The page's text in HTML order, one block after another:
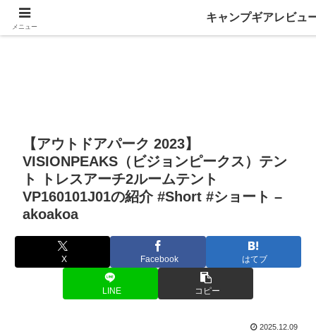
【アウトドアパーク 2023】
VISIONPEAKS（ビジョンピークス）テン
ト トレスアーチ2ルームテント
VP160101J01の紹介 #Short #ショート –
akoakoa
X Facebook はてブ
LINE コピー
2025.12.09
メニュー
キャンプギアレビュ